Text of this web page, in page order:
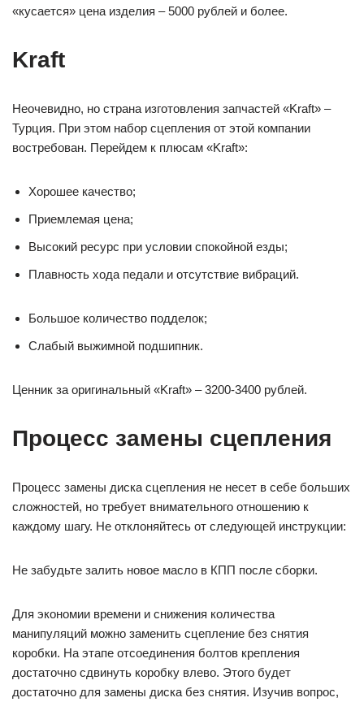
«кусается» цена изделия – 5000 рублей и более.
Kraft
Неочевидно, но страна изготовления запчастей «Kraft» –
Турция. При этом набор сцепления от этой компании
востребован. Перейдем к плюсам «Kraft»:
Хорошее качество;
Приемлемая цена;
Высокий ресурс при условии спокойной езды;
Плавность хода педали и отсутствие вибраций.
Большое количество подделок;
Слабый выжимной подшипник.
Ценник за оригинальный «Kraft» – 3200-3400 рублей.
Процесс замены сцепления
Процесс замены диска сцепления не несет в себе больших
сложностей, но требует внимательного отношению к
каждому шагу. Не отклоняйтесь от следующей инструкции:
Не забудьте залить новое масло в КПП после сборки.
Для экономии времени и снижения количества
манипуляций можно заменить сцепление без снятия
коробки. На этапе отсоединения болтов крепления
достаточно сдвинуть коробку влево. Этого будет
достаточно для замены диска без снятия. Изучив вопрос,